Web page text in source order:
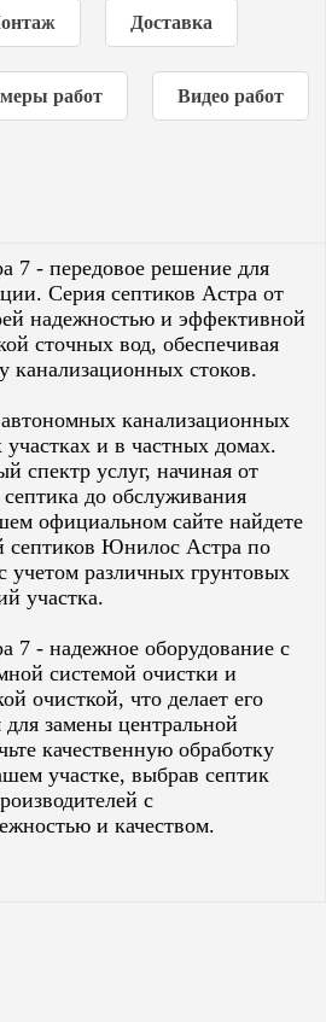
Доставка
работ Видео работ
7 - передовое решение для
Серия септиков Астра от
надежностью и эффективной
сточных вод, обеспечивая
канализационных стоков.
канализационных
участках и в частных домах.
спектр услуг, начиная от
до обслуживания
официальном сайте найдете
септиков Юнилос Астра по
учетом различных грунтовых
участка.
7 - надежное оборудование с
системой очистки и
очисткой, что делает его
замены центральной
качественную обработку
участке, выбрав септик
с
и качеством.